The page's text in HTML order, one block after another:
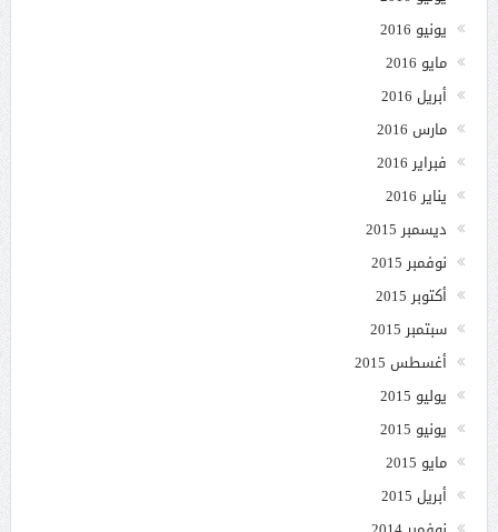
يونيو 2016
مايو 2016
أبريل 2016
مارس 2016
فبراير 2016
يناير 2016
ديسمبر 2015
نوفمبر 2015
أكتوبر 2015
سبتمبر 2015
أغسطس 2015
يوليو 2015
يونيو 2015
مايو 2015
أبريل 2015